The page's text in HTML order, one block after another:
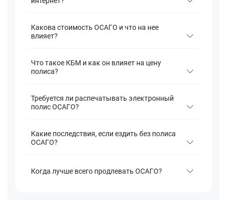
Какова стоимость ОСАГО и что на нее
влияет?
Что такое КБМ и как он влияет на цену
полиса?
Требуется ли распечатывать электронный
полис ОСАГО?
Какие последствия, если ездить без полиса
ОСАГО?
Когда лучше всего продлевать ОСАГО?